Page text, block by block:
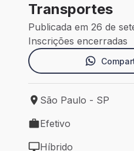
Transportes
Publicada em 26 de
Inscrições encerradas
Local de trabalho: São
São Paulo - SP
Tipo de vaga: Efetivo
Efetivo
Híbrido